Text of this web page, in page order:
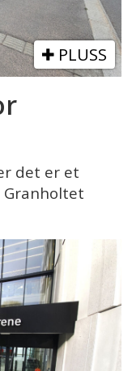
PLUSS
det er et